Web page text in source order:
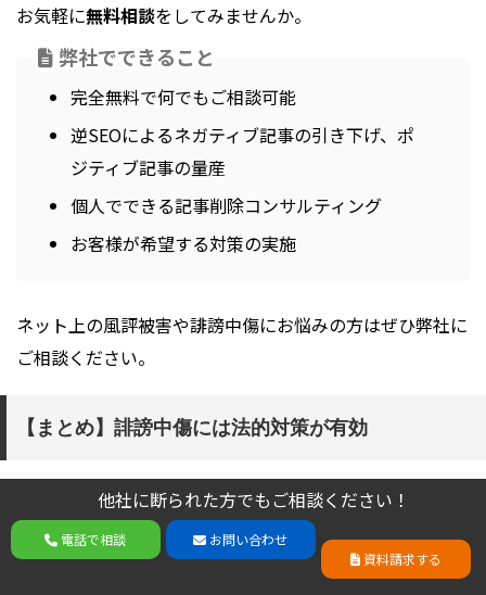
他社に断られた方でもご相談ください！
電話で相談 お問い合わせ 資料請求する
お気軽に無料相談をしてみませんか。
弊社でできること
完全無料で何でもご相談可能
逆SEOによるネガティブ記事の引き下げ、ポ
ジティブ記事の量産
個人でできる記事削除コンサルティング
お客様が希望する対策の実施
ネット上の風評被害や誹謗中傷にお悩みの方はぜひ弊社に
ご相談ください。
【まとめ】誹謗中傷には法的対策が有効
元バイトAKB梅澤愛優香さんのラーメン店がネットで誹謗
中傷の被害に見舞われた事件概要や、ネット上で誹謗中傷
に遭った時の法的対処法についてご理解頂けましたでしょ
他社に断られた方でもご相談ください！
電話で相談
お問い合わせ
資料請求する